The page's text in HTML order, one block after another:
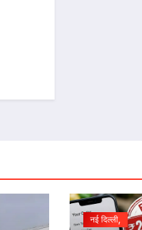
नई दिल्ली,